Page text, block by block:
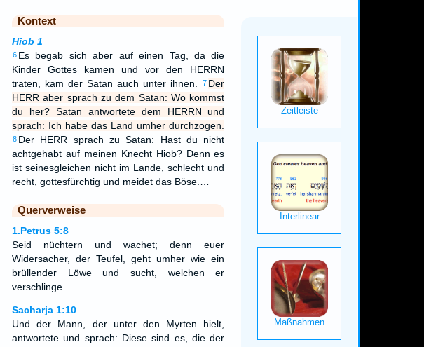
Kontext
Hiob 1
6 Es begab sich aber auf einen Tag, da die
Kinder Gottes kamen und vor den HERRN
traten, kam der Satan auch unter ihnen.
7 Der
HERR aber sprach zu dem Satan: Wo kommst
du her? Satan antwortete dem HERRN und
sprach: Ich habe das Land umher durchzogen.
8 Der HERR sprach zu Satan: Hast du nicht
achtgehabt auf meinen Knecht Hiob? Denn es
ist seinesgleichen nicht im Lande, schlecht und
recht, gottesfürchtig und meidet das Böse.…
Querverweise
1.Petrus 5:8
Seid nüchtern und wachet; denn euer
Widersacher, der Teufel, geht umher wie ein
brüllender Löwe und sucht, welchen er
verschlinge.
Sacharja 1:10
Und der Mann, der unter den Myrten hielt,
antwortete und sprach: Diese sind es, die der